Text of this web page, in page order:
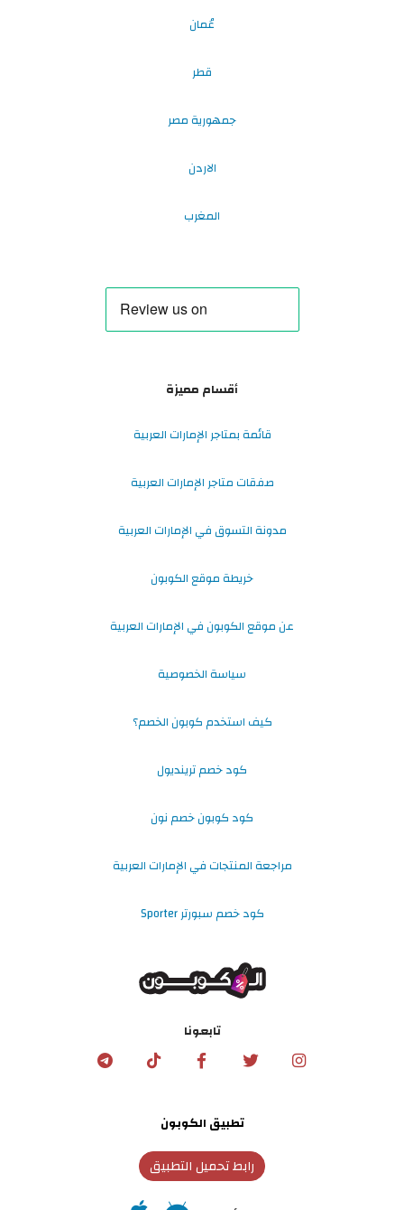
عُمان
قطر
جمهورية مصر
الاردن
المغرب
أقسام مميزة
قائمة بمتاجر الإمارات العربية
صفقات متاجر الإمارات العربية
مدونة التسوق في الإمارات العربية
خريطة موقع الكوبون
عن موقع الكوبون في الإمارات العربية
سياسة الخصوصية
كيف استخدم كوبون الخصم؟
كود خصم ترينديول
كود كوبون خصم نون
مراجعة المنتجات في الإمارات العربية
كود خصم سبورتر Sporter
تابعونا
تطبيق الكوبون
رابط تحميل التطبيق